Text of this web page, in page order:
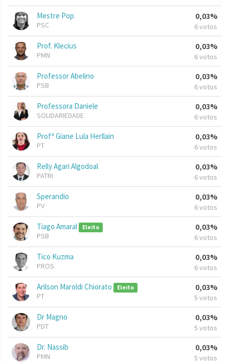
Mestre Pop
PSC
0,03%
6 votos
Prof. Klecius
PMN
0,03%
6 votos
Professor Abelino
PSB
0,03%
6 votos
Professora Daniele
SOLIDARIEDADE
0,03%
6 votos
Profª Giane Lula Herllain
PT
0,03%
6 votos
Relly Agari Algodoal
PATRI
0,03%
6 votos
Sperandio
PV
0,03%
6 votos
Tiago Amaral Eleito
PSB
0,03%
6 votos
Tico Kuzma
PROS
0,03%
6 votos
Arilson Maroldi Chiorato Eleito
PT
0,03%
5 votos
Dr Magno
PDT
0,03%
5 votos
Dr. Nassib
PMN
0,03%
5 votos